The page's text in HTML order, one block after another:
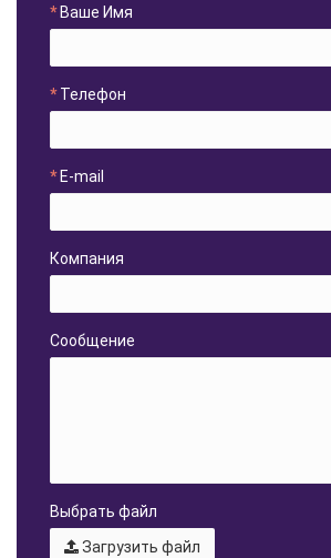
Ваше Имя
Телефон
E-mail
Компания
Сообщение
Выбрать файл
Загрузить файл